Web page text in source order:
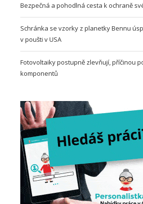
Bezpečná a pohodlná cesta k ochraně
Schránka se vzorky z planetky Bennu
v poušti v USA
Fotovoltaiky postupně zlevňují, příčinou
komponentů